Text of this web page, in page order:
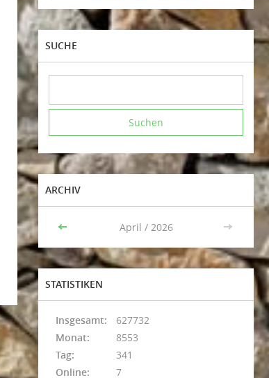
SUCHE
ARCHIV
<< April / 2026 >>
STATISTIKEN
Online: 7
Insgesamt:
627732
Monat:
8553
Tag:
341